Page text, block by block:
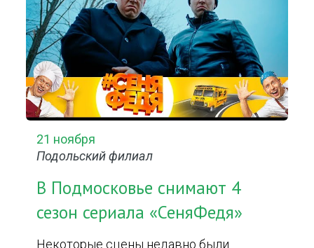
21 ноября
Подольский филиал
В Подмосковье снимают 4
сезон сериала «СеняФедя»
Некоторые сцены недавно были